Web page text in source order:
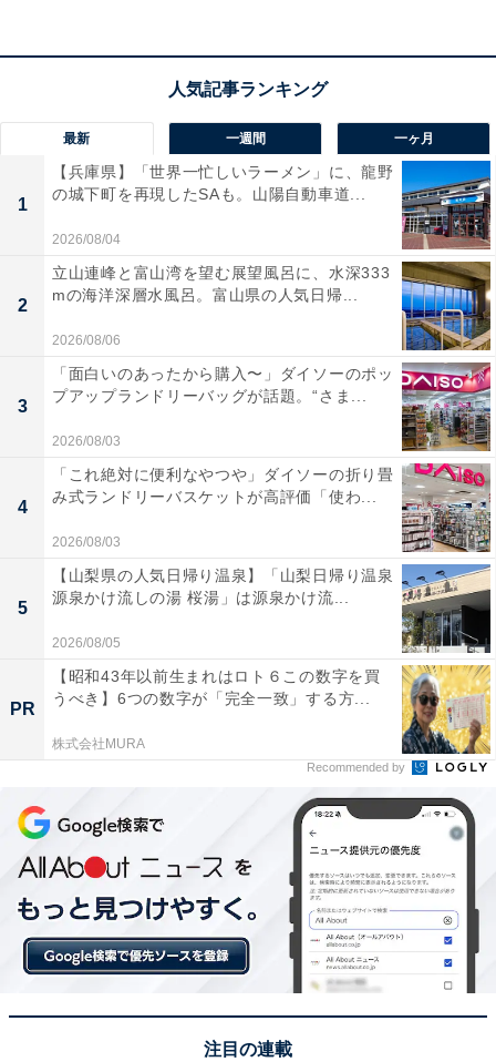
るのは、HiKOKI(ハイコーキ)のマルノコ「FC6MA3」で
この商品のおすすめポイントは？
HiKOKIの「FC6MA3」は、
のこ刃径165mmで最大切込
み深さ57mmに対応した扱いやすい丸のこです。高精度
で歪みにくいアルミベース仕様を採用しており、スムー
ズで美しい裁断を可能にします！
軽量設計なうえに2.5mのロングコード仕様なため、DIY
初心者から中級者まで幅広く作業がはかどりますね。
HiKOKI「FC6MA3」の口コミは？
HiKOKI「FC6MA3」には以下のような口コミが寄せられ
ています。
アルミベースなので滑りが良く、ブレずに安定して
真っ直ぐ綺麗に切ることができます
本体が軽量で扱いやすいため、DIY初心者の自分で
も怖がらず安心して作業できました
電源コードが2.5mと長めなので、作業スペースでの
取り回しがしやすく非常に便利です
自宅でのDIYをワンランクアップさせたい人や、扱いや
最新 一週間 一ヶ月
1
【兵庫県】「世界一忙しいラーメン」に、龍野
の城下町を再現したSAも。山陽自動車道...
2026/08/04
2
立山連峰と富山湾を望む展望風呂に、水深333
mの海洋深層水風呂。富山県の人気日帰...
2026/08/06
3
「面白いのあったから購入〜」ダイソーのポッ
プアップランドリーバッグが話題。“さま...
2026/08/03
4
「これ絶対に便利なやつや」ダイソーの折り畳
み式ランドリーバスケットが高評価「使わ...
2026/08/03
5
【山梨県の人気日帰り温泉】「山梨日帰り温泉
源泉かけ流しの湯 桜湯」は源泉かけ流...
2026/08/05
PR
【昭和43年以前生まれはロト６この数字を買
うべき】6つの数字が「完全一致」する方...
株式会社MURA
Recommended by
注目の連載